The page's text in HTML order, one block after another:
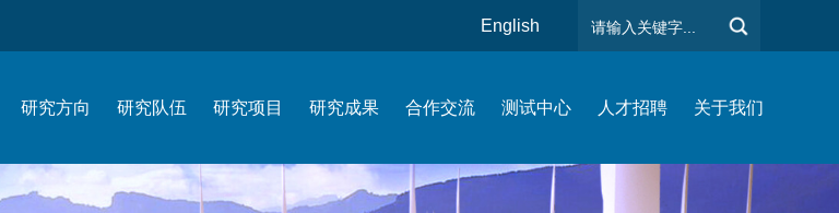
English
研究方向 研究队伍 研究项目 研究成果 合作交流 测试中心 人才招聘 关于我们